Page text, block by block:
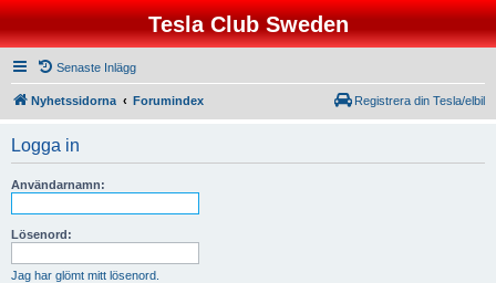
Tesla Club Sweden
Senaste Inlägg
Nyhetssidorna Forumindex Registrera din Tesla/elbil
Logga in
Användarnamn:
Lösenord:
Jag har glömt mitt lösenord.